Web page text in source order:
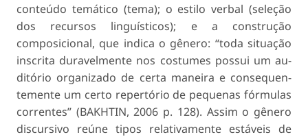
conteúdo temático (tema); o estilo verbal (seleção
dos recursos linguísticos); e a construção
composicional, que indica o gênero: “toda situação
inscrita duravelmente nos costumes possui um au­
ditório organizado de certa maneira e consequen­
temente um certo repertório de pequenas fórmulas
correntes” (BAKHTIN, 2006 p. 128). Assim o gêne­ro
discursivo reúne tipos relativamente estáveis de